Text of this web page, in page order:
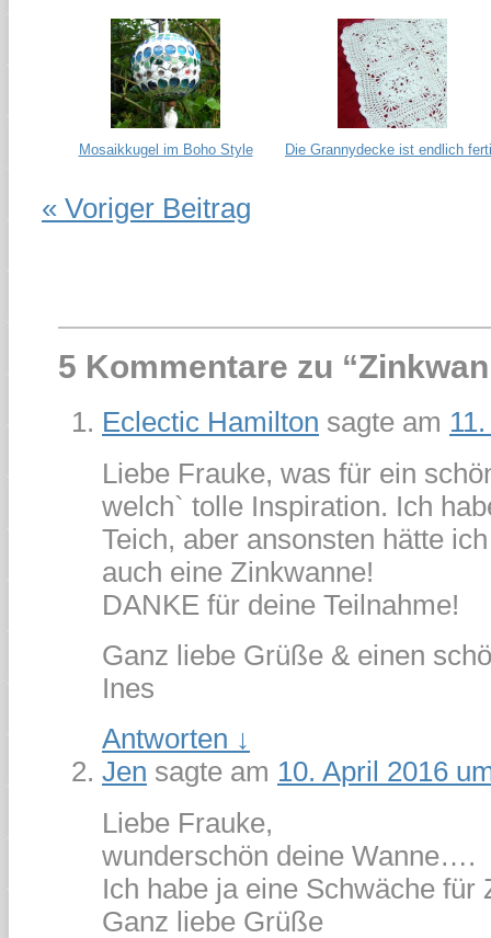
Mosaikkugel im Boho Style Die Grannydecke ist endlich
« Voriger Beitrag
5 Kommentare zu “
Eclectic Hamilton sagte am
Liebe Frauke, was für ein
welch` tolle Inspiration. Ich
Teich, aber ansonsten hätte
auch eine Zinkwanne!
DANKE für deine Teilnahme!
Ganz liebe Grüße & einen
Ines
Antworten ↓
Jen sagte am 10. April 2016
Liebe Frauke,
wunderschön deine Wanne….
Ich habe ja eine Schwäche
Ganz liebe Grüße